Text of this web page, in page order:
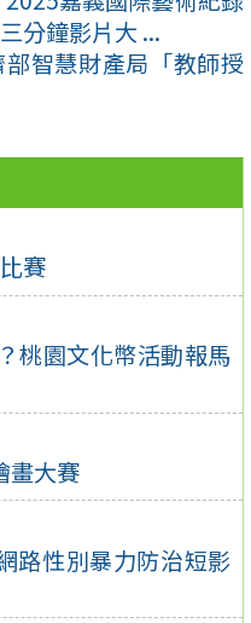
賽
桃園文化幣活動報馬
畫大賽
路性別暴力防治短影
分鐘影片大 ...
部智慧財產局「教師授